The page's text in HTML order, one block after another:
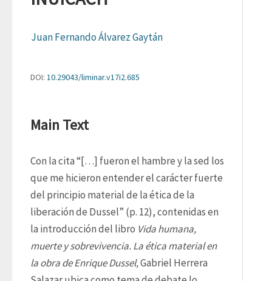
Juan Fernando Álvarez Gaytán
DOI: 10.29043/liminar.v17i2.685
Main Text
Con la cita “[…] fueron el hambre y la sed los
que me hicieron entender el carácter fuerte
del principio material de la ética de la
liberación de Dussel” (p. 12), contenidas en
la introducción del libro Vida humana,
muerte y sobrevivencia. La ética material en
la obra de Enrique Dussel, Gabriel Herrera